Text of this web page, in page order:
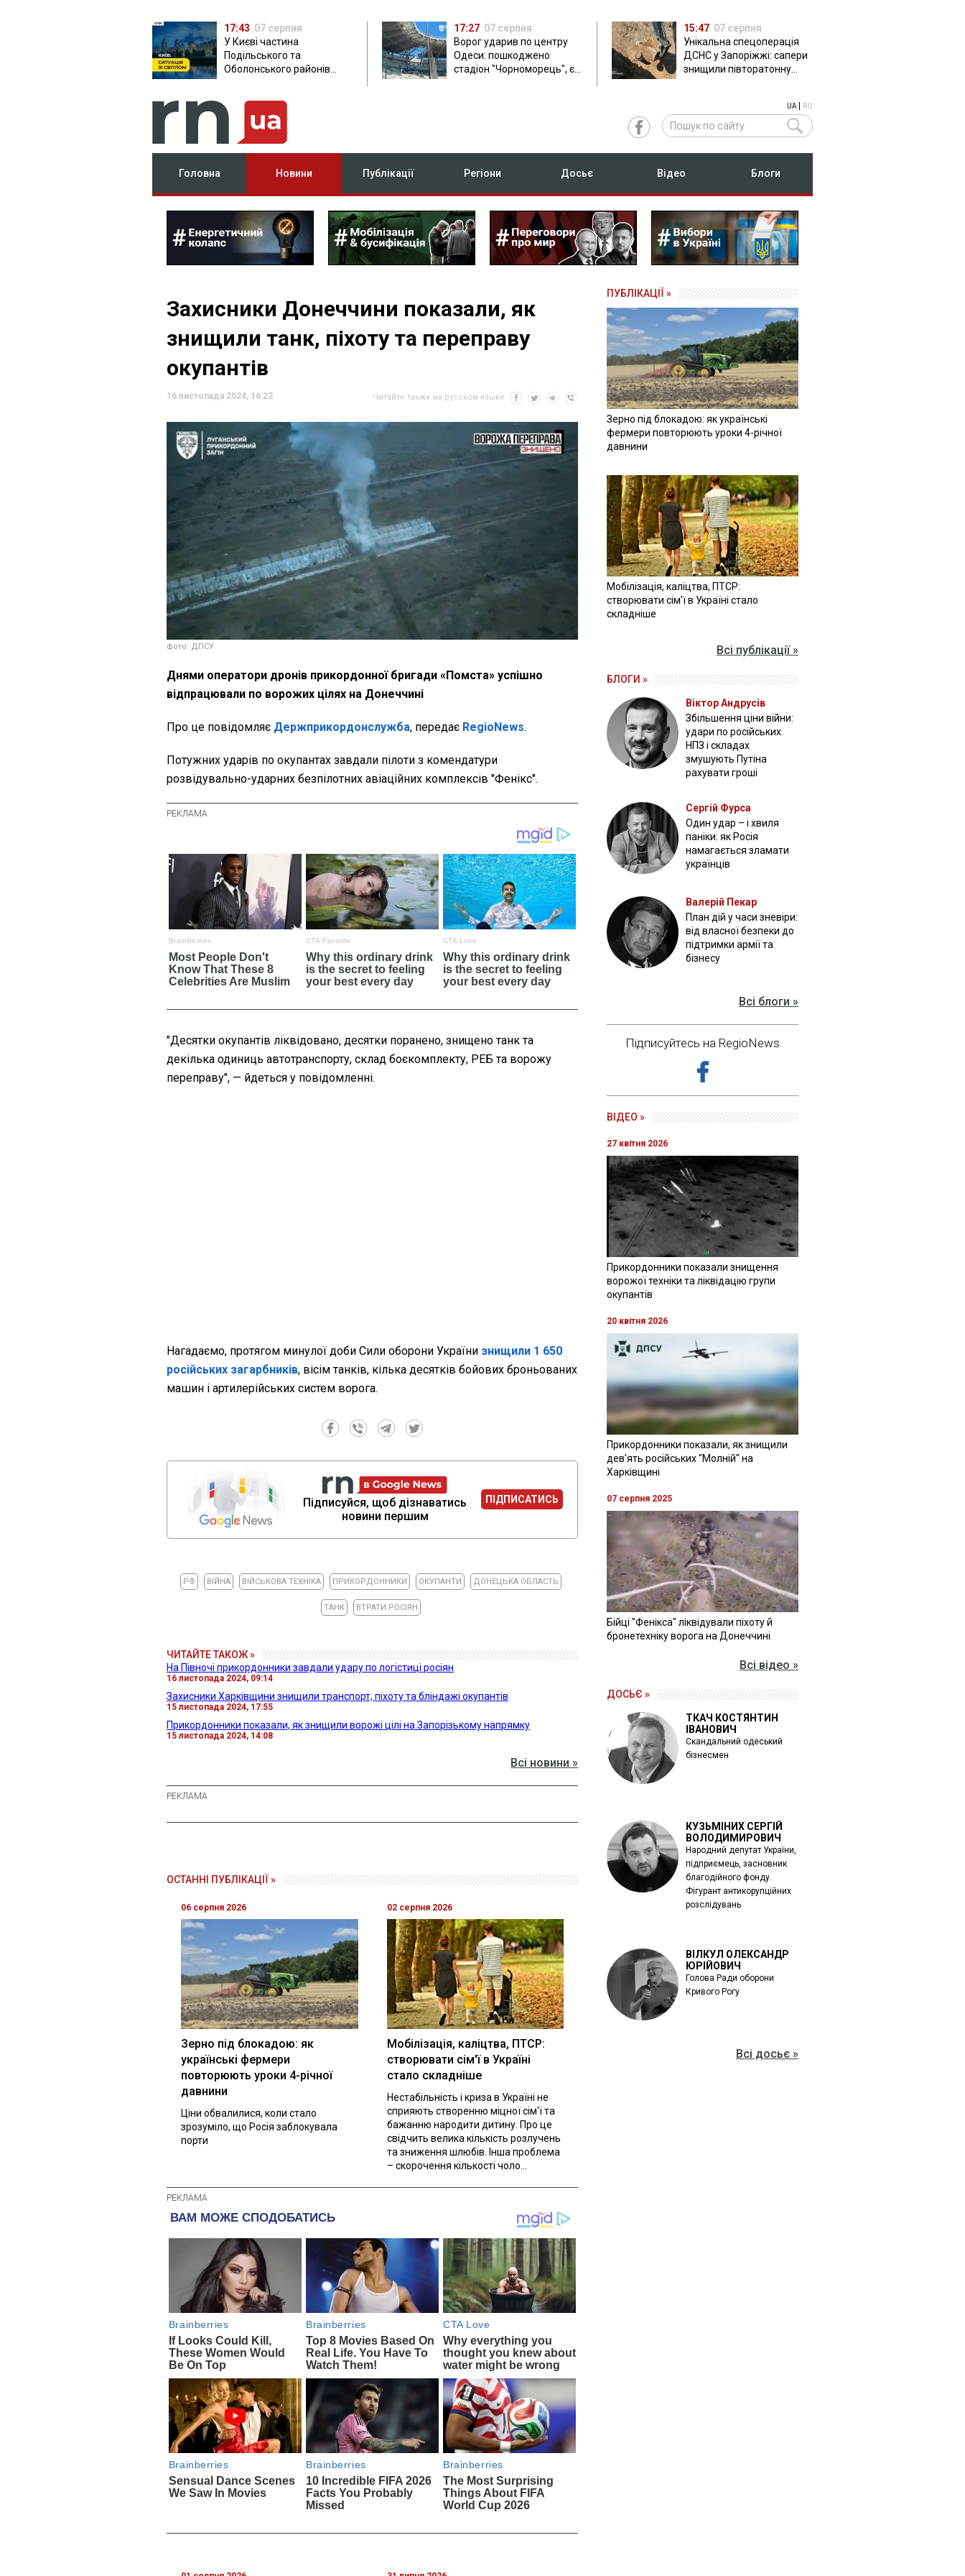
17:43 07 серпня
У Києві частина
Подільського та
Оболонського районів
17:27 07 серпня
Ворог ударив по центру
Одеси: пошкоджено
стадіон "Чорноморець", є
15:47 07 серпня
Унікальна спецоперація
ДСНС у Запоріжжі: сапери
знищили півторатонну
UA| RU
Головна Новини Публікації Регіони Досьє Відео Блоги
Захисники Донеччини показали, як
знищили танк, піхоту та переправу
окупантів
16 листопада 2024, 16:22 Читайте также на русском языке
фото: ДПСУ
Днями оператори дронів прикордонної бригади «Помста» успішно
відпрацювали по ворожих цілях на Донеччині
Про це повідомляє Держприкордонслужба, передає RegioNews.
Потужних ударів по окупантах завдали пілоти з комендатури
розвідувально-ударних безпілотних авіаційних комплексів "Фенікс".
"Десятки окупантів ліквідовано, десятки поранено, знищено танк та
декілька одиниць автотранспорту, склад боєкомплекту, РЕБ та ворожу
переправу", — йдеться у повідомленні.
Нагадаємо, протягом минулої доби Сили оборони України знищили 1 650
російських загарбників, вісім танків, кілька десятків бойових броньованих
машин і артилерійських систем ворога.
Підписуйся, щоб дізнаватись
новини першим
ПІДПИСАТИСЬ
РФ ВІЙНА ВІЙСЬКОВА ТЕХНІКА ПРИКОРДОННИКИ ОКУПАНТИ ДОНЕЦЬКА ОБЛАСТЬ
ТАНК ВТРАТИ РОСІЯН
ЧИТАЙТЕ ТАКОЖ »
На Півночі прикордонники завдали удару по логістиці росіян
16 листопада 2024, 09:14
Захисники Харківщини знищили транспорт, піхоту та бліндажі окупантів
15 листопада 2024, 17:55
Прикордонники показали, як знищили ворожі цілі на Запорізькому напрямку
15 листопада 2024, 14:08
Всі новини »
ОСТАННІ ПУБЛІКАЦІЇ »
06 серпня 2026
Зерно під блокадою: як
українські фермери
повторюють уроки 4-річної
давнини
Ціни обвалилися, коли стало
зрозуміло, що Росія заблокувала
порти
02 серпня 2026
Мобілізація, каліцтва, ПТСР:
створювати сім'ї в Україні
стало складніше
Нестабільність і криза в Україні не
сприяють створенню міцної сім'ї та
бажанню народити дитину. Про це
свідчить велика кількість розлучень
та зниження шлюбів. Інша проблема
– скорочення кількості чоло...
ПУБЛІКАЦІЇ »
Зерно під блокадою: як українські
фермери повторюють уроки 4-річної
давнини
Мобілізація, каліцтва, ПТСР:
створювати сім'ї в Україні стало
складніше
Всі публікації »
БЛОГИ »
Віктор Андрусів
Збільшення ціни війни:
удари по російських
НПЗ і складах
змушують Путіна
рахувати гроші
Сергій Фурса
Один удар – і хвиля
паніки: як Росія
намагається зламати
українців
Валерій Пекар
План дій у часи зневіри:
від власної безпеки до
підтримки армії та
бізнесу
Всі блоги »
Підписуйтесь на RegioNews
ВІДЕО »
27 квітня 2026
Прикордонники показали знищення
ворожої техніки та ліквідацію групи
окупантів
20 квітня 2026
Прикордонники показали, як знищили
девʼять російських "Молній" на
Харківщині
07 серпня 2025
Бійці "Фенікса" ліквідували піхоту й
бронетехніку ворога на Донеччині
Всі відео »
ДОСЬЄ »
ТКАЧ КОСТЯНТИН
ІВАНОВИЧ
Скандальний одеський
бізнесмен
КУЗЬМІНИХ СЕРГІЙ
ВОЛОДИМИРОВИЧ
Народний депутат України,
підприємець, засновник
благодійного фонду.
Фігурант антикорупційних
розслідувань
ВІЛКУЛ ОЛЕКСАНДР
ЮРІЙОВИЧ
Голова Ради оборони
Кривого Рогу
Всі досьє »